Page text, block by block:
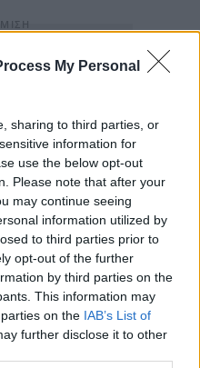
My Personal
sharing to third parties, or
information for
use the below opt-out
Please note that after your
may continue seeing
information utilized by
to third parties prior to
opt-out of the further
by third parties on the
This information may
on the IAB’s List of
further disclose it to other